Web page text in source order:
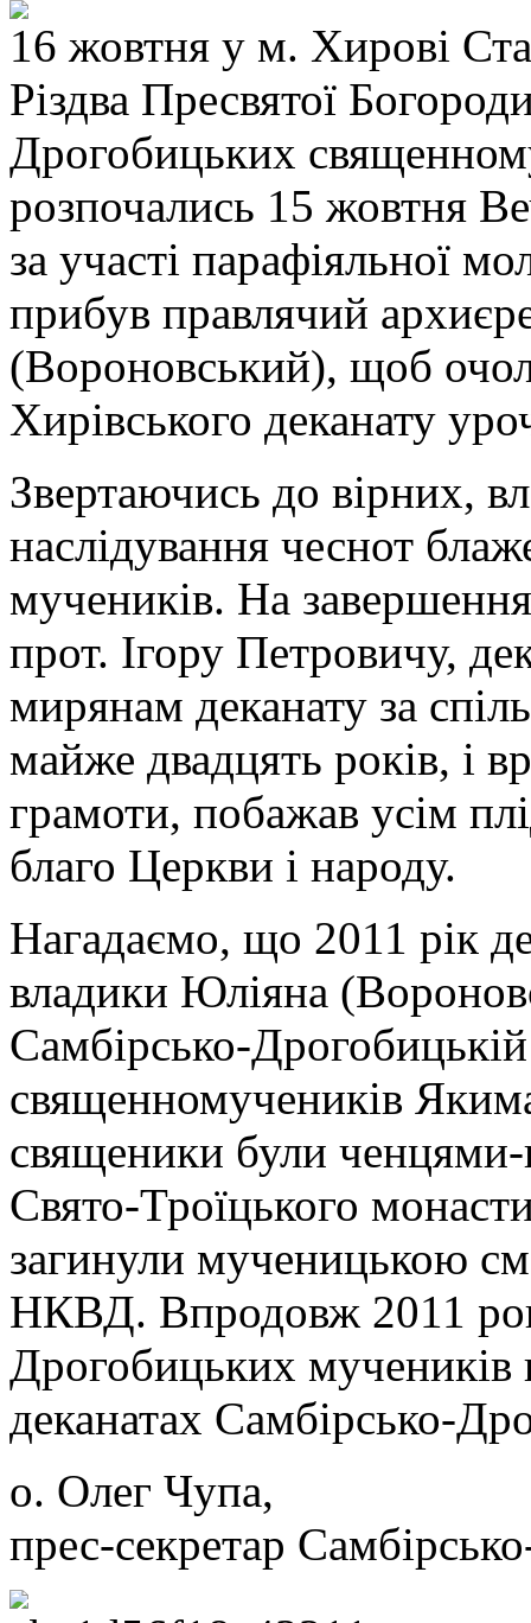
16 жовтня у м. Хирові
Різдва Пресвятої
Дрогобицьких
розпочались 15 жовтня
за участі парафіяльної
прибув правлячий
(Вороновський), щоб
Хирівського деканату
Звертаючись до вірних,
наслідування чеснот
мучеників. На
прот. Ігору Петровичу,
мирянам деканату за
майже двадцять років, і
грамоти, побажав усім
благо Церкви і народу.
Нагадаємо, що 2011 рік
владики Юліяна
Самбірсько-
священномучеників
священики були
Свято-Троїцького
загинули мученицькою
НКВД. Впродовж 2011
Дрогобицьких мучеників
деканатах Самбірсько-
о. Олег Чупа,
прес-секретар